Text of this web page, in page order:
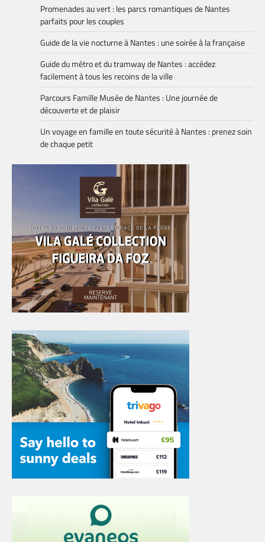
Promenades au vert : les parcs romantiques de Nantes
parfaits pour les couples
Guide de la vie nocturne à Nantes : une soirée à la française
Guide du métro et du tramway de Nantes : accédez
facilement à tous les recoins de la ville
Parcours Famille Musée de Nantes : Une journée de
découverte et de plaisir
Un voyage en famille en toute sécurité à Nantes : prenez soin
de chaque petit